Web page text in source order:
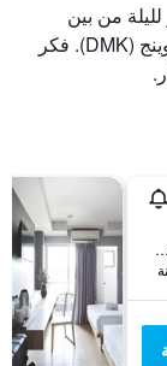
من بين
الفنادق التي وجدناها بالقرب من مطار دون موينج (DMK). فكر
5 Soi.81/4 Ramkhamhang R., بانكوك, تايلاند